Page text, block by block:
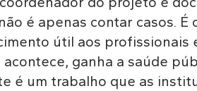
é apenas contar casos.
útil aos profissionais
ganha a saúde
é um trabalho que as